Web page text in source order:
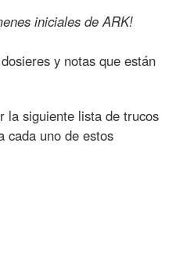
iniciales de ARK!
y notas que están
la siguiente lista de trucos
cada uno de estos